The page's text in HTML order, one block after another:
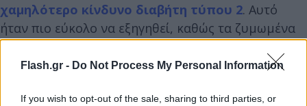
Flash.gr - Do Not Process My Personal Information
If you wish to opt-out of the sale, sharing to third parties, or
χαμηλότερο κίνδυνο διαβήτη τύπου 2. Αυτό
ήταν πιο εύκολο να εξηγηθεί, καθώς τα ζυμωμένα
γαλακτοκομικά με προβιοτικά συνδέονται λογικά
με την υγεία του εντέρου και τον μεταβολισμό.